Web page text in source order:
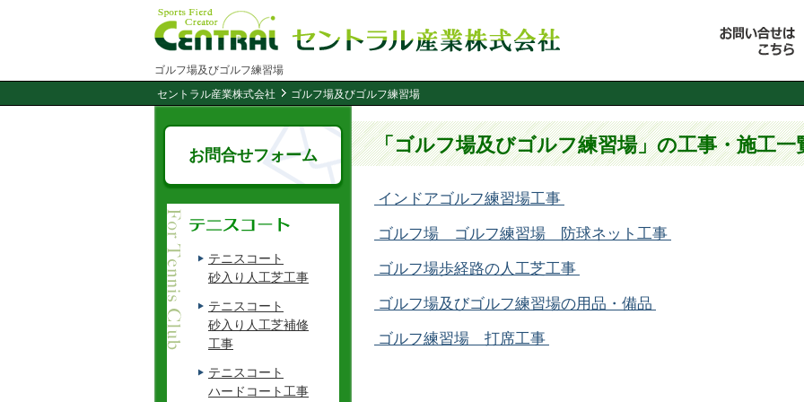
ゴルフ場及びゴルフ練習場
セントラル産業株式会社
ゴルフ場及びゴルフ練習場
「ゴルフ場及びゴルフ練習場」の工事・施工一
インドアゴルフ練習場工事
ゴルフ場 ゴルフ練習場 防球ネット工事
ゴルフ場歩経路の人工芝工事
ゴルフ場及びゴルフ練習場の用品・備品
ゴルフ練習場 打席工事
お問合せフォーム
テニスコート
砂入り人工芝工事
テニスコート
砂入り人工芝補修
工事
テニスコート
ハードコート工事